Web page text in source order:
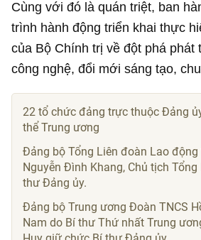
Cùng với đó là quán triệt, ban
trình hành động triển khai thực
của Bộ Chính trị về đột phá phát
công nghệ, đổi mới sáng tạo,
22 tổ chức đảng trực thuộc Đảng
thể Trung ương
Đảng bộ Tổng Liên đoàn Lao động
Nguyễn Đình Khang, Chủ tịch
thư Đảng ủy.
Đảng bộ Trung ương Đoàn TNCS
Nam do Bí thư Thứ nhất Trung